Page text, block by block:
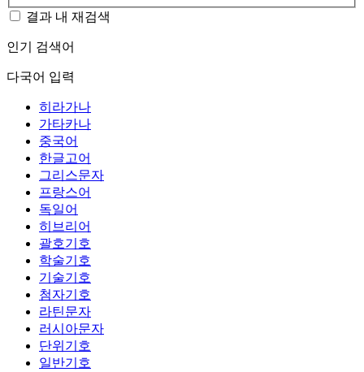
결과 내 재검색
인기 검색어
다국어 입력
히라가나
가타카나
중국어
한글고어
그리스문자
프랑스어
독일어
히브리어
괄호기호
학술기호
기술기호
첨자기호
라틴문자
러시아문자
단위기호
일반기호